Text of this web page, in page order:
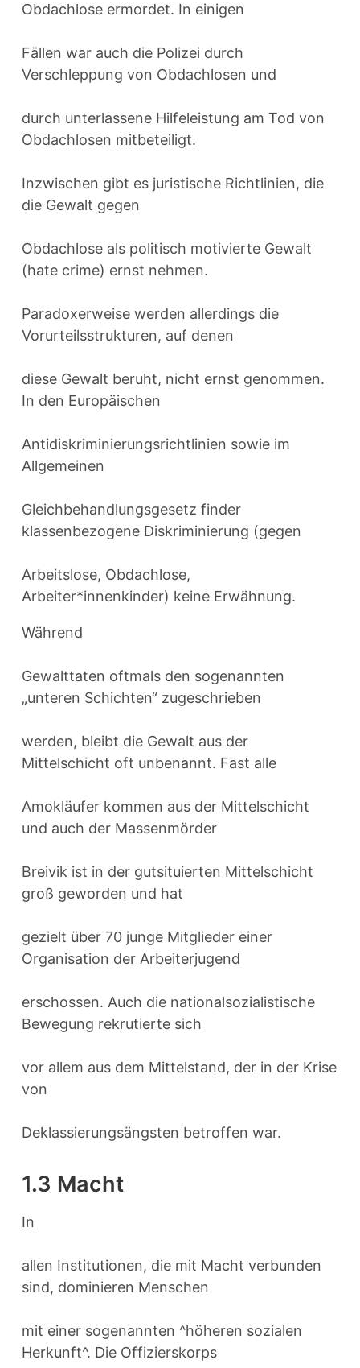
Obdachlose ermordet. In einigen
Fällen war auch die Polizei durch
Verschleppung von Obdachlosen und
durch unterlassene Hilfeleistung am Tod von
Obdachlosen mitbeteiligt.
Inzwischen gibt es juristische Richtlinien, die
die Gewalt gegen
Obdachlose als politisch motivierte Gewalt
(hate crime) ernst nehmen.
Paradoxerweise werden allerdings die
Vorurteilsstrukturen, auf denen
diese Gewalt beruht, nicht ernst genommen.
In den Europäischen
Antidiskriminierungsrichtlinien sowie im
Allgemeinen
Gleichbehandlungsgesetz finder
klassenbezogene Diskriminierung (gegen
Arbeitslose, Obdachlose,
Arbeiter*innenkinder) keine Erwähnung.
Während
Gewalttaten oftmals den sogenannten
„unteren Schichten“ zugeschrieben
werden, bleibt die Gewalt aus der
Mittelschicht oft unbenannt. Fast alle
Amokläufer kommen aus der Mittelschicht
und auch der Massenmörder
Breivik ist in der gutsituierten Mittelschicht
groß geworden und hat
gezielt über 70 junge Mitglieder einer
Organisation der Arbeiterjugend
erschossen. Auch die nationalsozialistische
Bewegung rekrutierte sich
vor allem aus dem Mittelstand, der in der Krise
von
Deklassierungsängsten betroffen war.
1.3 Macht
In
allen Institutionen, die mit Macht verbunden
sind, dominieren Menschen
mit einer sogenannten ^höheren sozialen
Herkunft^. Die Offizierskorps